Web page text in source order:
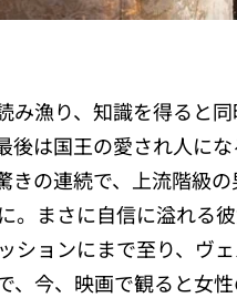
み漁り、知識を得ると
後は国王の愛され人に
きの連続で、上流階級
。まさに自信に溢れる
ションにまで至り、ヴ
、今、映画で観ると女